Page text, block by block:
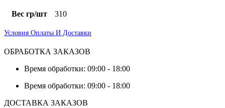
Вес гр/шт 310
Условия Оплаты И Доставки
ОБРАБОТКА ЗАКАЗОВ
Время обработки: 09:00 - 18:00
Время обработки: 09:00 - 18:00
ДОСТАВКА ЗАКАЗОВ